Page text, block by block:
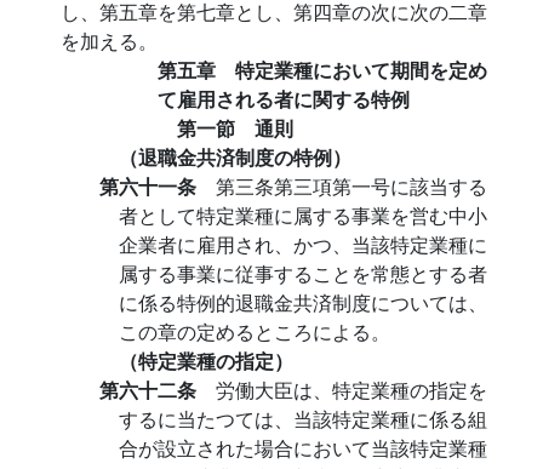
し、第五章を第七章とし、第四章の次に次の二章
を加える。
第五章 特定業種において期間を定め
て雇用される者に関する特例
第一節 通則
（退職金共済制度の特例）
第六十一条 第三条第三項第一号に該当する
者として特定業種に属する事業を営む中小
企業者に雇用され、かつ、当該特定業種に
属する事業に従事することを常態とする者
に係る特例的退職金共済制度については、
この章の定めるところによる。
（特定業種の指定）
第六十二条 労働大臣は、特定業種の指定を
するに当たつては、当該特定業種に係る組
合が設立された場合において当該特定業種